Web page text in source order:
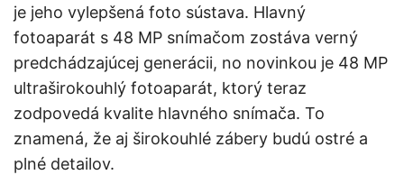
je jeho vylepšená foto sústava. Hlavný
fotoaparát s 48 MP snímačom zostáva verný
predchádzajúcej generácii, no novinkou je 48 MP
ultraširokouhlý fotoaparát, ktorý teraz
zodpovedá kvalite hlavného snímača. To
znamená, že aj širokouhlé zábery budú ostré a
plné detailov.